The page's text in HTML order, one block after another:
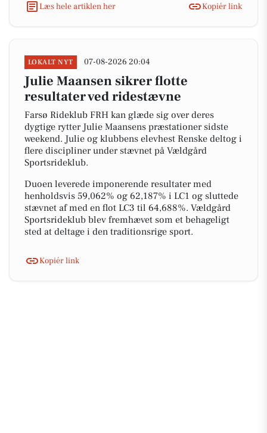
Læs hele artiklen her Kopiér link
LOKALT NYT 07-08-2026 20:04
Julie Maansen sikrer flotte
resultater ved ridestævne
Farsø Rideklub FRH kan glæde sig over deres
dygtige rytter Julie Maansens præstationer sidste
weekend. Julie og klubbens elevhest Renske deltog i
flere discipliner under stævnet på Vældgård
Sportsrideklub.
Duoen leverede imponerende resultater med
henholdsvis 59,062% og 62,187% i LC1 og sluttede
stævnet af med en flot LC3 til 64,688%. Vældgård
Sportsrideklub blev fremhævet som et behageligt
sted at deltage i den traditionsrige sport.
Kopiér link